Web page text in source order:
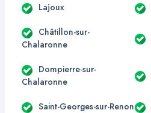
Lajoux
Châtillon-sur-
Chalaronne
Dompierre-sur-
Chalaronne
Saint-Georges-sur-Renon